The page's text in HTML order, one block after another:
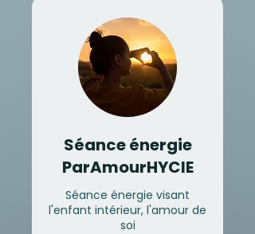
Séance énergie
ParAmourHYCIE
Séance énergie visant
l'enfant intérieur, l'amour de
soi